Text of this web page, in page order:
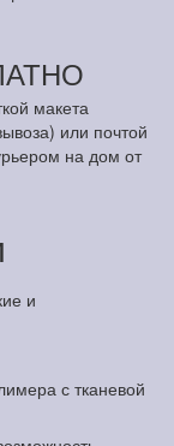
макета
или почтой
на дом от
и
с тканевой